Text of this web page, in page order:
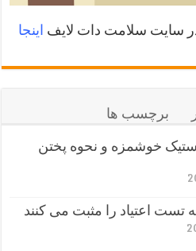
در سایت سلامت دات لایف اینجا
برچسب ها
استیک خوشمزه و نحوه پختن
تست اعتیاد را مثبت می کنند